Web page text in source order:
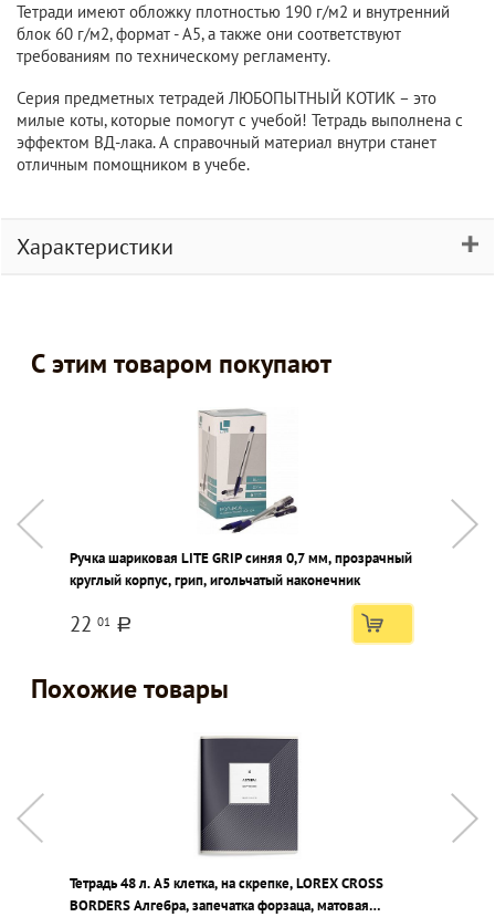
Тетради имеют обложку плотностью 190 г/м2 и внутренний
блок 60 г/м2, формат - А5, а также они соответствуют
требованиям по техническому регламенту.
Серия предметных тетрадей ЛЮБОПЫТНЫЙ КОТИК – это
милые коты, которые помогут с учебой! Тетрадь выполнена с
эффектом ВД-лака. А справочный материал внутри станет
отличным помощником в учебе.
Характеристики
С этим товаром покупают
Ручка шариковая LITE GRIP синяя 0,7 мм, прозрачный
круглый корпус, грип, игольчатый наконечник
22 01 a
Похожие товары
Тетрадь 48 л. А5 клетка, на скрепке, LOREX CROSS
BORDERS Алгебра, запечатка форзаца, матовая